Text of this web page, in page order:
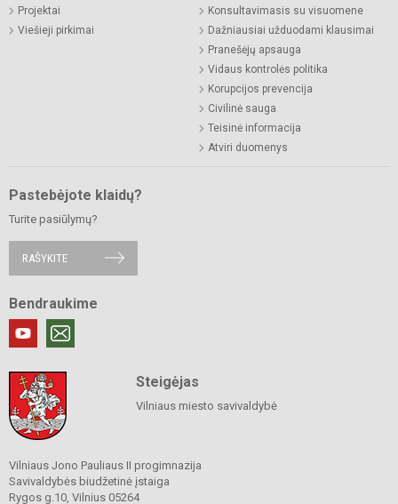
Projektai
Viešieji pirkimai
Konsultavimasis su visuomene
Dažniausiai užduodami klausimai
Pranešėjų apsauga
Vidaus kontrolės politika
Korupcijos prevencija
Civilinė sauga
Teisinė informacija
Atviri duomenys
Pastebėjote klaidų?
Turite pasiūlymų?
RAŠYKITE
Bendraukime
Steigėjas
Vilniaus miesto savivaldybė
Vilniaus Jono Pauliaus II progimnazija
Savivaldybės biudžetinė įstaiga
Rygos g.10, Vilnius 05264